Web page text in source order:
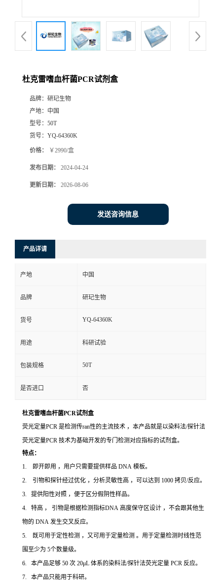
杜克雷嗜血杆菌PCR试剂盒
品牌： 研玘生物
产地： 中国
型号： 50T
货号： YQ-64360K
价格： ￥2990/盒
发布日期： 2024-04-24
更新日期： 2026-08-06
发送咨询信息
产品详请
产地 中国
品牌 研玘生物
货号 YQ-64360K
用途 科研试验
包装规格 50T
是否进口 否
杜克雷嗜血杆菌PCR试剂盒
荧光定量PCR 是检测传ran性的主流技术 ，本产品就是以染料法/探针法
荧光定量PCR 技术为基础开发的专门检测对应指标的试剂盒。
特点：
1. 即开即用 ，用户只需要提供样品 DNA 模板。
2. 引物和探针经过优化 ，分析灵敏性高 ，可以达到 1000 拷贝/反应。
3. 提供阳性对照 ，便于区分假阴性样品。
4. 特高 ， 引物是根据检测指标DNA 高度保守区设计 ，不会跟其他生
物的 DNA 发生交叉反应。
5. 既可用于定性检测 ，又可用于定量检测 。用于定量检测时线性范
围至少为 5个数量级。
6. 本产品足够 50 次 20μL 体系的染料法/探针法荧光定量 PCR 反应。
7. 本产品只能用于科研。